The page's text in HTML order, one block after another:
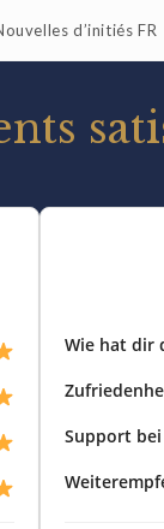
d’initiés FR
Wie hat dir
Support bei